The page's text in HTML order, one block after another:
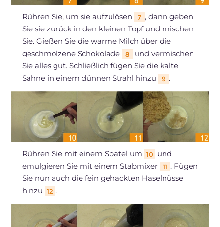
Rühren Sie, um sie aufzulösen 7 , dann geben
Sie sie zurück in den kleinen Topf und mischen
Sie. Gießen Sie die warme Milch über die
geschmolzene Schokolade
8
und vermischen
Sie alles gut. Schließlich fügen Sie die kalte
Sahne in einem dünnen Strahl hinzu
9 .
Rühren Sie mit einem Spatel um 10 und
emulgieren Sie mit einem Stabmixer
11 . Fügen
Sie nun auch die fein gehackten Haselnüsse
hinzu 12 .